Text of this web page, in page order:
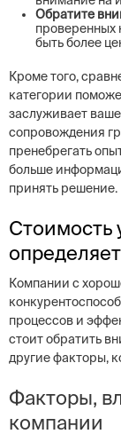
Обратите
проверенных
быть более
Кроме того,
категории
заслуживает
сопровождения
пренебрегать
больше
принять решение.
Стоимость
Компании с
процессов и
стоит обратить
другие факторы,
Факторы,
компании